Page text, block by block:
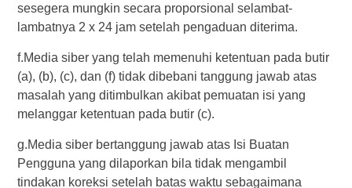
sesegera mungkin secara proporsional selambat-
lambatnya 2 x 24 jam setelah pengaduan diterima.
f.Media siber yang telah memenuhi ketentuan pada butir
(a), (b), (c), dan (f) tidak dibebani tanggung jawab atas
masalah yang ditimbulkan akibat pemuatan isi yang
melanggar ketentuan pada butir (c).
g.Media siber bertanggung jawab atas Isi Buatan
Pengguna yang dilaporkan bila tidak mengambil
tindakan koreksi setelah batas waktu sebagaimana